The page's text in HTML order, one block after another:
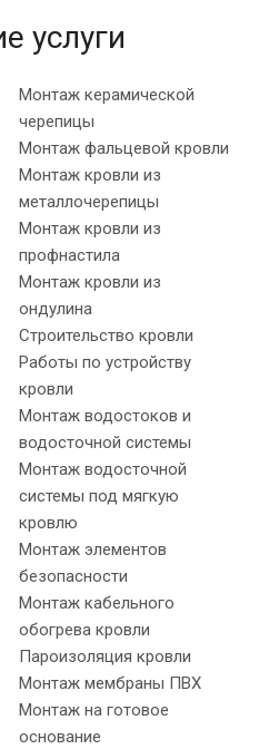
услуги
Монтаж керамической
черепицы
Монтаж фальцевой кровли
Монтаж кровли из
металлочерепицы
Монтаж кровли из
профнастила
Монтаж кровли из
ондулина
Строительство кровли
Работы по устройству
кровли
Монтаж водостоков и
водосточной системы
Монтаж водосточной
системы под мягкую
кровлю
Монтаж элементов
безопасности
Монтаж кабельного
обогрева кровли
Пароизоляция кровли
Монтаж мембраны ПВХ
Монтаж на готовое
основание